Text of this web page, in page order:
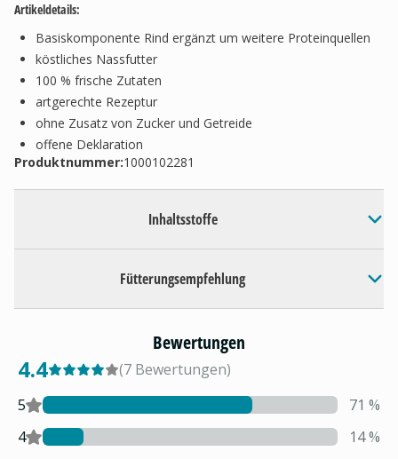
Artikeldetails:
Basiskomponente Rind ergänzt um weitere Proteinquellen
köstliches Nassfutter
100 % frische Zutaten
artgerechte Rezeptur
ohne Zusatz von Zucker und Getreide
offene Deklaration
Produktnummer:1000102281
Inhaltsstoffe
Fütterungsempfehlung
Bewertungen
4.4 (7 Bewertungen)
5
71 %
4
14%